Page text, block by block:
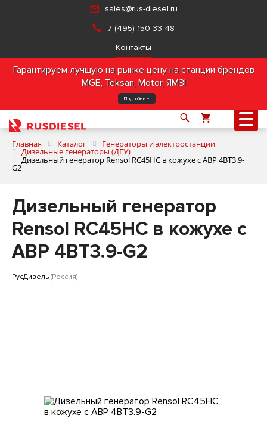
sales@rus-diesel.ru
7 (495) 150-33-48
Контакты
Гарантируем лучшую на рынке цену на станции брендов
MGE, Teksan, Motor, ЯМЗ!
Подробнее
Продукция
Главная Каталог Генераторы и электростанции
Дизельные генераторы (ДГУ)
Дизельный генератор Rensol RC45HC в кожухе с АВР 4BT3.9-
G2
Дизельный генератор
Rensol RC45HC в кожухе с
АВР 4BT3.9-G2
РусДизель (Россия)